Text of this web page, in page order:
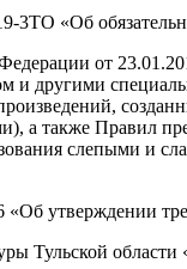
3TO «Об
от
другими
а также Правил
слепыми и
утверждении
Тульской